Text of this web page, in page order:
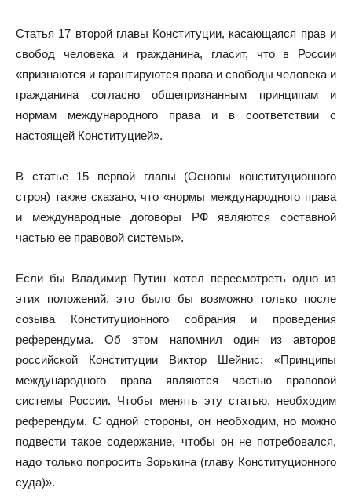
Статья 17 второй главы Конституции, касающаяся прав и
свобод человека и гражданина, гласит, что в России
«признаются и гарантируются права и свободы человека и
гражданина согласно общепризнанным принципам и
нормам международного права и в соответствии с
настоящей Конституцией».
В статье 15 первой главы (Основы конституционного
строя) также сказано, что «нормы международного права
и международные договоры РФ являются составной
частью ее правовой системы».
Если бы Владимир Путин хотел пересмотреть одно из
этих положений, это было бы возможно только после
созыва Конституционного собрания и проведения
референдума. Об этом напомнил один из авторов
российской Конституции Виктор Шейнис: «Принципы
международного права являются частью правовой
системы России. Чтобы менять эту статью, необходим
референдум. С одной стороны, он необходим, но можно
подвести такое содержание, чтобы он не потребовался,
надо только попросить Зорькина (главу Конституционного
суда)».